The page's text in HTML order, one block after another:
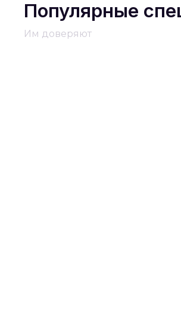
Популярные
Им доверяют